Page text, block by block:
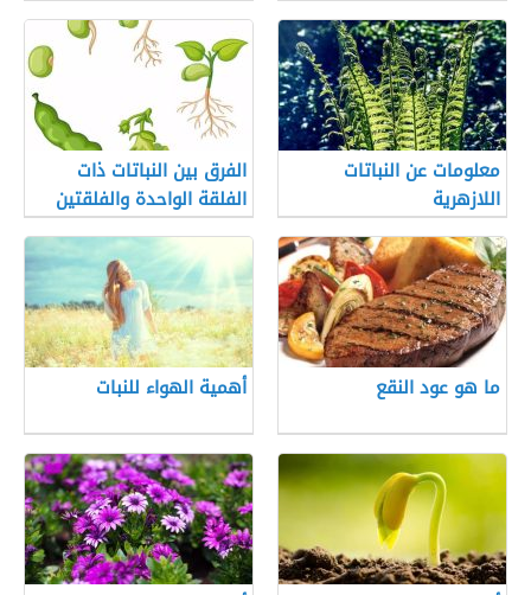
معلومات عن النباتات
اللازهرية
الفرق بين النباتات ذات
الفلقة الواحدة والفلقتين
ما هو عود النقع أهمية الهواء للنبات